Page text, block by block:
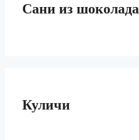
Сани из шоколада
Куличи